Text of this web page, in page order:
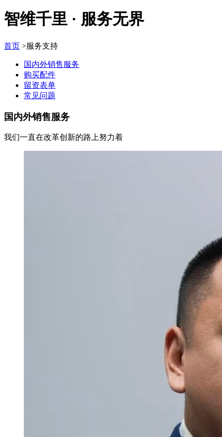
智维千里 · 服务无界
首页 >服务支持
国内外销售服务
购买配件
留资表单
常见问题
国内外销售服务
我们一直在改革创新的路上努力着